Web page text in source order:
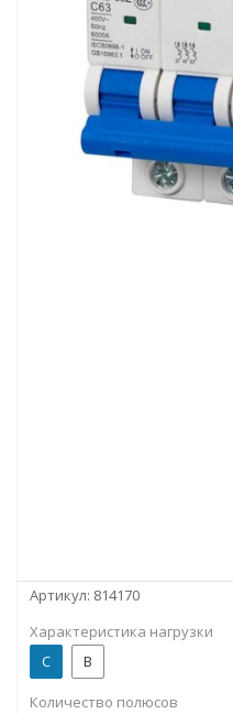
Артикул: 814170
Характеристика нагрузки
C
B
Количество полюсов